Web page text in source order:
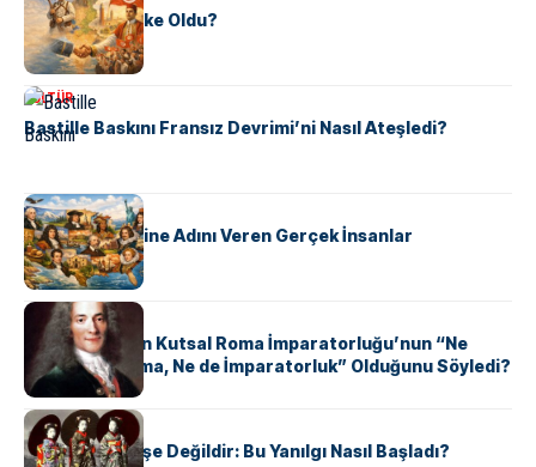
Tunus Nasıl Ülke Oldu?
KÜLTÜR
Bastille Baskını Fransız Devrimi’ni Nasıl Ateşledi?
KÜLTÜR
ABD Eyaletlerine Adını Veren Gerçek İnsanlar
KÜLTÜR
Voltaire Neden Kutsal Roma İmparatorluğu’nun “Ne
Kutsal, Ne Roma, Ne de İmparatorluk” Olduğunu Söyledi?
KÜLTÜR
Geyşalar Fahişe Değildir: Bu Yanılgı Nasıl Başladı?